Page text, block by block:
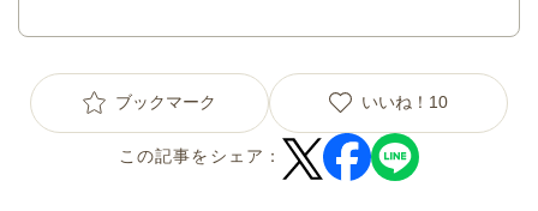
ブックマーク いいね！ 10
この記事をシェア：